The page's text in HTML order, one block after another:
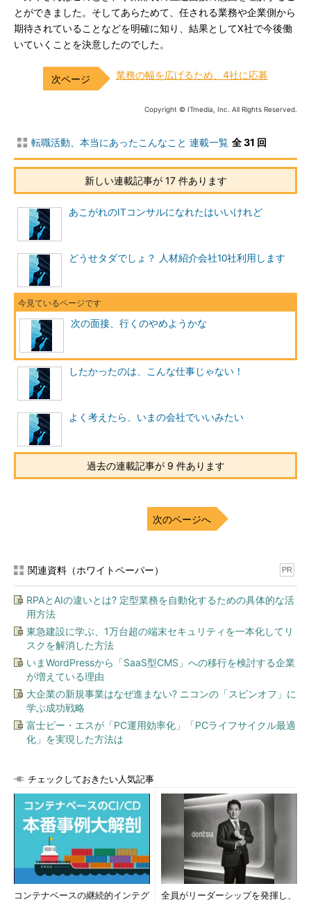
とができました。そしてあらためて、任される業務や企業側から
期待されていることなどを明確に知り、結果としてX社で今後働
いていくことを決意したのでした。
業務の幅を広げるため、4社に応募
Copyright © ITmedia, Inc. All Rights Reserved.
転職活動、本当にあったこんなこと 連載一覧 全 31 回
新しい連載記事が 17 件あります
あこがれのITコンサルになれたはいいけれど
どうせタダでしょ？ 人材紹介会社10社利用します
次の面接、行くのやめようかな
したかったのは、こんな仕事じゃない！
よく考えたら、いまの会社でいいみたい
過去の連載記事が 9 件あります
次のページへ
関連資料（ホワイトペーパー） PR
RPAとAIの違いとは? 定型業務を自動化するための具体的な活
用方法
東急建設に学ぶ、1万台超の端末セキュリティを一本化してリ
スクを解消した方法
いまWordPressから「SaaS型CMS」への移行を検討する企業
が増えている理由
大企業の新規事業はなぜ進まない? ニコンの「スピンオフ」に
学ぶ成功戦略
富士ピー・エスが「PC運用効率化」「PCライフサイクル最適
化」を実現した方法は
チェックしておきたい人気記事
コンテナベースの継続的インテグ
全員がリーダーシップを発揮し、